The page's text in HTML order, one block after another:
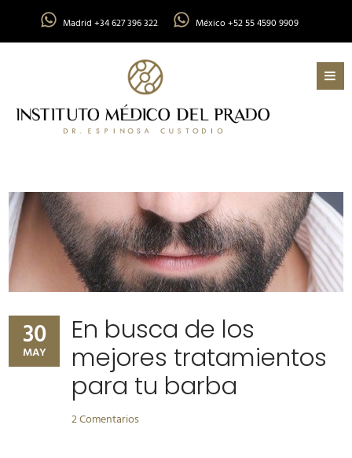
Madrid +34 627 396 322 México +52 55 4590 9909
30
MAY
En busca de los
mejores tratamientos
para tu barba
2 Comentarios